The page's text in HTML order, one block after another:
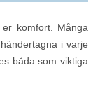
komfort. Många
i varje
båda som viktiga